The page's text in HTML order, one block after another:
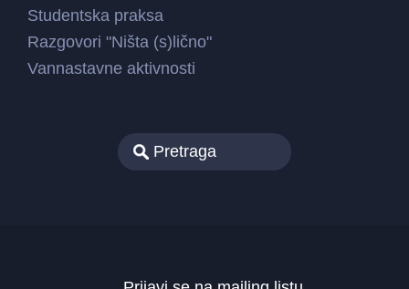
Studentska praksa
Razgovori "Ništa (s)lično"
Vannastavne aktivnosti